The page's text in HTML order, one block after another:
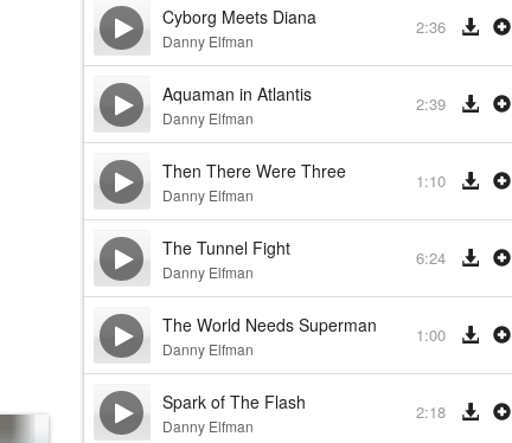
Cyborg Meets Diana
Danny Elfman
2:36
Aquaman in Atlantis
Danny Elfman
2:39
Then There Were Three
Danny Elfman
1:10
The Tunnel Fight
Danny Elfman
6:24
The World Needs Superman
Danny Elfman
1:00
Spark of The Flash
Danny Elfman
2:18